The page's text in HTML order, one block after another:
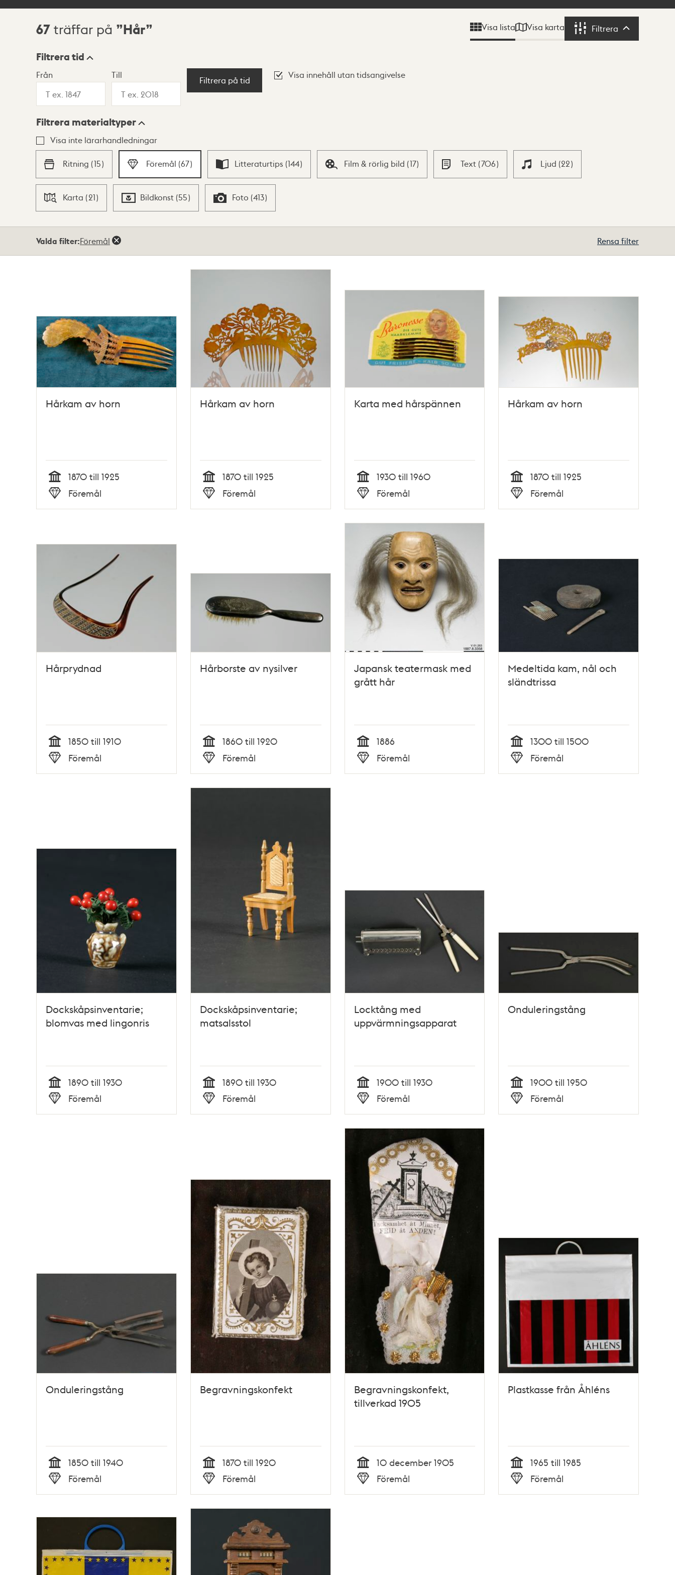
Sökresultat
67 träffar på Hår Visa lista Visa karta Filtrera Filtrera
Visningsläge
Lista Karta
Filtrera tid
Från Till
Filtrera på tid
Visa innehåll utan tidsangivelse
Filtrera materialtyper
Visa inte lärarhandledningar
Ritning (15) Föremål (67) Litteraturtips (144) Film & rörlig bild (17) Text (706) Ljud (22)
Karta (21) Bildkonst (55) Foto (413)
Valda filter:Föremål Rensa filter
Hårkam av horn
Tid
1870 till 1925
Typ
Föremål
Hårkam av horn
Tid
1870 till 1925
Typ
Föremål
Karta med hårspännen
Tid
1930 till 1960
Typ
Föremål
Hårkam av horn
Tid
1870 till 1925
Typ
Föremål
Hårprydnad
Tid
1850 till 1910
Typ
Föremål
Hårborste av nysilver
Tid
1860 till 1920
Typ
Föremål
Japansk teatermask med
grått hår
Tid
1886
Typ
Föremål
Medeltida kam, nål och
sländtrissa
Tid
1300 till 1500
Typ
Föremål
Dockskåpsinventarie;
blomvas med lingonris
Tid
1890 till 1930
Typ
Föremål
Dockskåpsinventarie;
matsalsstol
Tid
1890 till 1930
Typ
Föremål
Locktång med
uppvärmningsapparat
Tid
1900 till 1930
Typ
Föremål
Onduleringstång
Tid
1900 till 1950
Typ
Föremål
Onduleringstång
Tid
1850 till 1940
Typ
Föremål
Begravningskonfekt
Tid
1870 till 1920
Typ
Föremål
Begravningskonfekt,
tillverkad 1905
Tid
10 december 1905
Typ
Föremål
Plastkasse från Åhléns
Tid
1965 till 1985
Typ
Föremål